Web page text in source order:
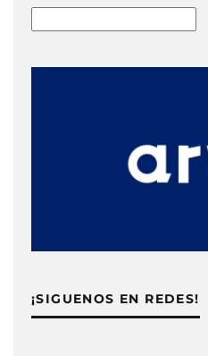
¡SIGUENOS EN REDES!